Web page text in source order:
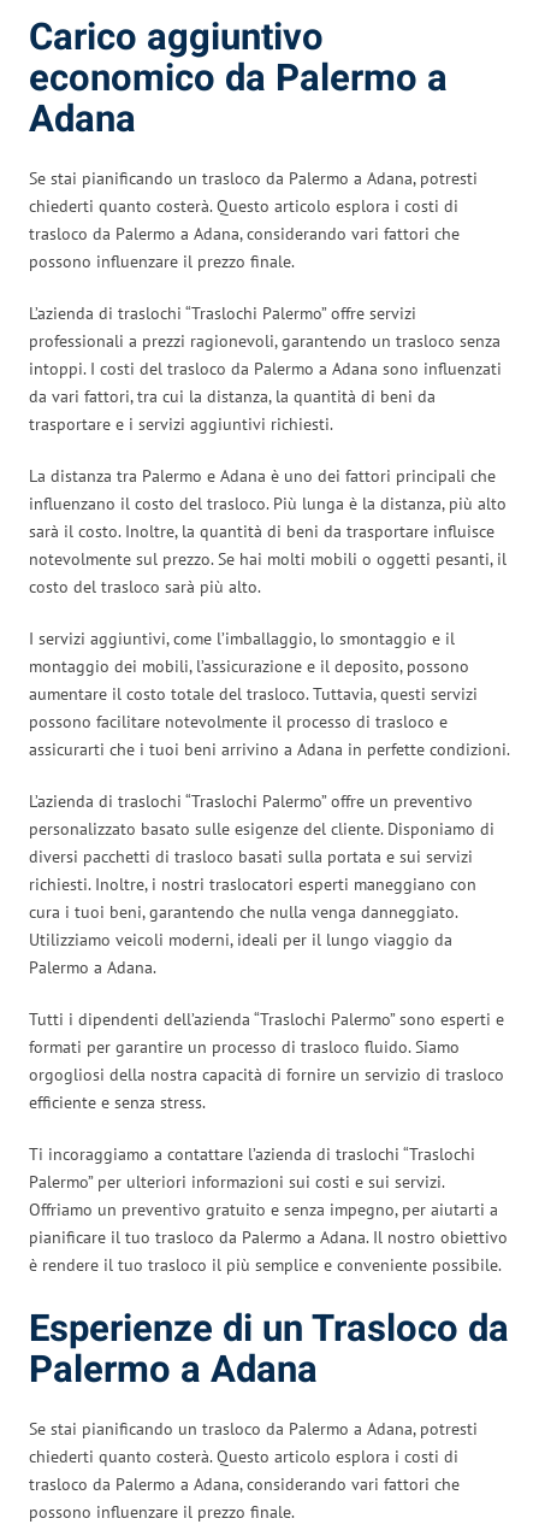
Carico aggiuntivo
economico da Palermo a
Adana
Se stai pianificando un trasloco da Palermo a Adana, potresti
chiederti quanto costerà. Questo articolo esplora i costi di
trasloco da Palermo a Adana, considerando vari fattori che
possono influenzare il prezzo finale.
L’azienda di traslochi “Traslochi Palermo” offre servizi
professionali a prezzi ragionevoli, garantendo un trasloco senza
intoppi. I costi del trasloco da Palermo a Adana sono influenzati
da vari fattori, tra cui la distanza, la quantità di beni da
trasportare e i servizi aggiuntivi richiesti.
La distanza tra Palermo e Adana è uno dei fattori principali che
influenzano il costo del trasloco. Più lunga è la distanza, più alto
sarà il costo. Inoltre, la quantità di beni da trasportare influisce
notevolmente sul prezzo. Se hai molti mobili o oggetti pesanti, il
costo del trasloco sarà più alto.
I servizi aggiuntivi, come l’imballaggio, lo smontaggio e il
montaggio dei mobili, l’assicurazione e il deposito, possono
aumentare il costo totale del trasloco. Tuttavia, questi servizi
possono facilitare notevolmente il processo di trasloco e
assicurarti che i tuoi beni arrivino a Adana in perfette condizioni.
L’azienda di traslochi “Traslochi Palermo” offre un preventivo
personalizzato basato sulle esigenze del cliente. Disponiamo di
diversi pacchetti di trasloco basati sulla portata e sui servizi
richiesti. Inoltre, i nostri traslocatori esperti maneggiano con
cura i tuoi beni, garantendo che nulla venga danneggiato.
Utilizziamo veicoli moderni, ideali per il lungo viaggio da
Palermo a Adana.
Tutti i dipendenti dell’azienda “Traslochi Palermo” sono esperti e
formati per garantire un processo di trasloco fluido. Siamo
orgogliosi della nostra capacità di fornire un servizio di trasloco
efficiente e senza stress.
Ti incoraggiamo a contattare l’azienda di traslochi “Traslochi
Palermo” per ulteriori informazioni sui costi e sui servizi.
Offriamo un preventivo gratuito e senza impegno, per aiutarti a
pianificare il tuo trasloco da Palermo a Adana. Il nostro obiettivo
è rendere il tuo trasloco il più semplice e conveniente possibile.
Esperienze di un Trasloco da
Palermo a Adana
Se stai pianificando un trasloco da Palermo a Adana, potresti
chiederti quanto costerà. Questo articolo esplora i costi di
trasloco da Palermo a Adana, considerando vari fattori che
possono influenzare il prezzo finale.